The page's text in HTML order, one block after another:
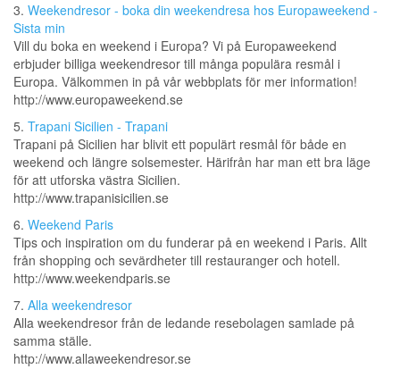
3. Weekendresor - boka din weekendresa hos Europaweekend -
Sista min
Vill du boka en weekend i Europa? Vi på Europaweekend
erbjuder billiga weekendresor till många populära resmål i
Europa. Välkommen in på vår webbplats för mer information!
http://www.europaweekend.se
5. Trapani Sicilien - Trapani
Trapani på Sicilien har blivit ett populärt resmål för både en
weekend och längre solsemester. Härifrån har man ett bra läge
för att utforska västra Sicilien.
http://www.trapanisicilien.se
6. Weekend Paris
Tips och inspiration om du funderar på en weekend i Paris. Allt
från shopping och sevärdheter till restauranger och hotell.
http://www.weekendparis.se
7. Alla weekendresor
Alla weekendresor från de ledande resebolagen samlade på
samma ställe.
http://www.allaweekendresor.se